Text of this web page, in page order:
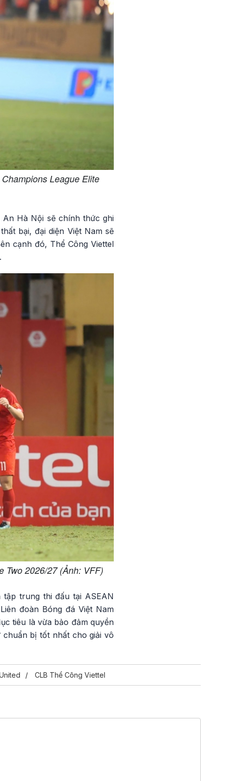
League Elite
Hà Nội sẽ chính thức ghi
bại, đại diện Việt Nam sẽ
cạnh đó, Thể Công Viettel
Two 2026/27 (Ảnh: VFF)
trung thi đấu tại ASEAN
đoàn Bóng đá Việt Nam
tiêu là vừa bảo đảm quyền
bị tốt nhất cho giải vô
CLB Thể Công Viettel